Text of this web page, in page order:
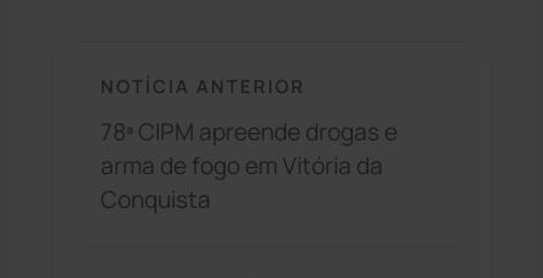
NOTÍCIA ANTERIOR
78ª CIPM apreende drogas e
arma de fogo em Vitória da
Conquista